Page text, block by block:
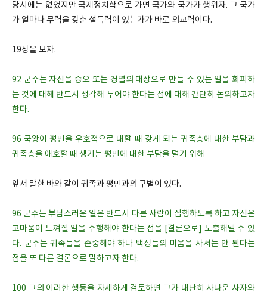
당시에는 없었지만 국제정치학으로 가면 국가와 국가가 행위자. 그 국가
가 얼마나 무력을 갖춘 설득력이 있는가가 바로 외교력이다.
19장을 보자.
92 군주는 자신을 증오 또는 경멸의 대상으로 만들 수 있는 일을 회피하
는 것에 대해 반드시 생각해 두어야 한다는 점에 대해 간단히 논의하고자
한다.
96 국왕이 평민을 우호적으로 대할 때 갖게 되는 귀족층에 대한 부담과
귀족층을 애호할 때 생기는 평민에 대한 부담을 덜기 위해
앞서 말한 바와 같이 귀족과 평민과의 구별이 있다.
96 군주는 부담스러운 일은 반드시 다른 사람이 집행하도록 하고 자신은
고마움이 느껴질 일을 수행해야 한다는 점을 [결론으로] 도출해낼 수 있
다. 군주는 귀족들을 존중해야 하나 백성들의 미움을 사서는 안 된다는
점을 또 다른 결론으로 말하고자 한다.
100 그의 이러한 행동을 자세하게 검토하면 그가 대단히 사나운 사자와